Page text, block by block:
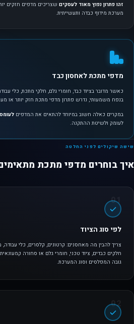
זהו פתרון נפוץ מאוד לעסקים שצריכים מדפים חזקים
מערכת מידוף כבדה ותעשייתית.
מדפי מתכת לאחסון כבד
כאשר מדובר בציוד כבד, חומרי גלם, חלקי מתכת, כלי
בנפח משמעותי, נדרש פתרון מדפי מתכת חזק יותר או
במקרים כאלה חשוב במיוחד להתאים את המדפים
לעומק ולשיטת ההתקנה.
שישה שיקולים לפני החלטה
איך בוחרים מדפי מתכת
לפי סוג הציוד
צריך להבין מה מאחסנים: קרטונים, קלסרים, כלי עבודה,
חלקים כבדים, ציוד טכני, חומרי גלם או סחורה
גובה המפלסים וסוג המערכת.